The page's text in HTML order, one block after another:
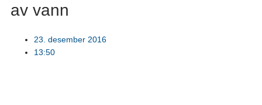
av vann
23. desember 2016
13:50